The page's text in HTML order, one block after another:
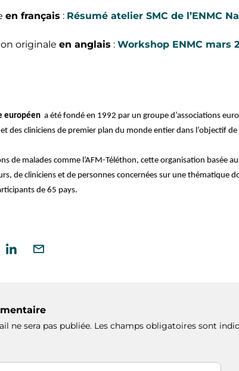
en français : Résumé atelier SMC de l’ENMC
originale en anglais : Workshop ENMC mars
européen a été fondé en 1992 par un groupe d’associations
des cliniciens de premier plan du monde entier dans l’objectif
de malades comme l’AFM-Téléthon, cette organisation basée
de cliniciens et de personnes concernées sur une thématique
de 65 pays.
ne sera pas publiée. Les champs obligatoires sont